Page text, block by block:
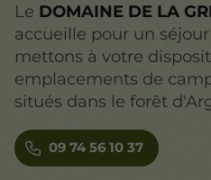
Le DOMAINE DE LA
accueille pour un
mettons à votre
emplacements de
situés dans le forêt
09 74 56 10 37